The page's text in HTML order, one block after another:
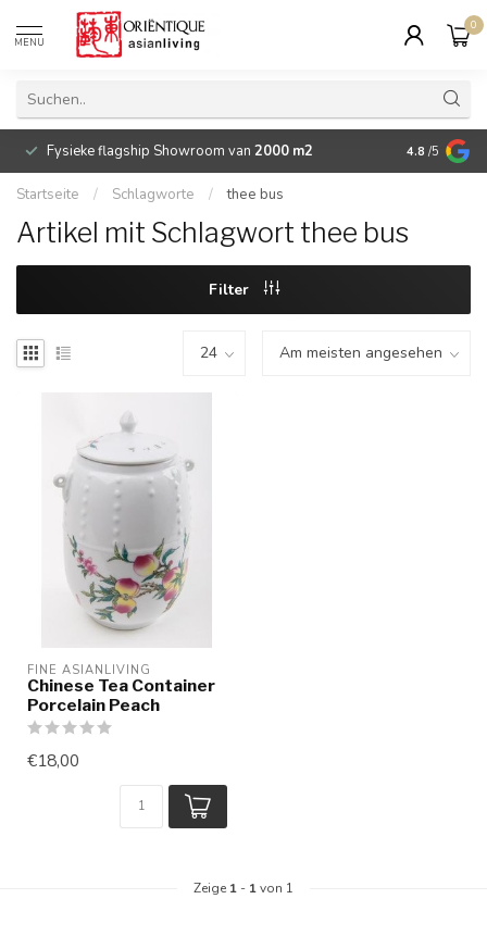
MENU
0
Fysieke flagship Showroom van 2000 m2 Betaalbare
4.8 /5
Startseite / Schlagworte / thee bus
Artikel mit Schlagwort thee bus
Filter
FINE ASIANLIVING
Chinese Tea Container
Porcelain Peach
€18,00
Zeige 1 - 1von 1